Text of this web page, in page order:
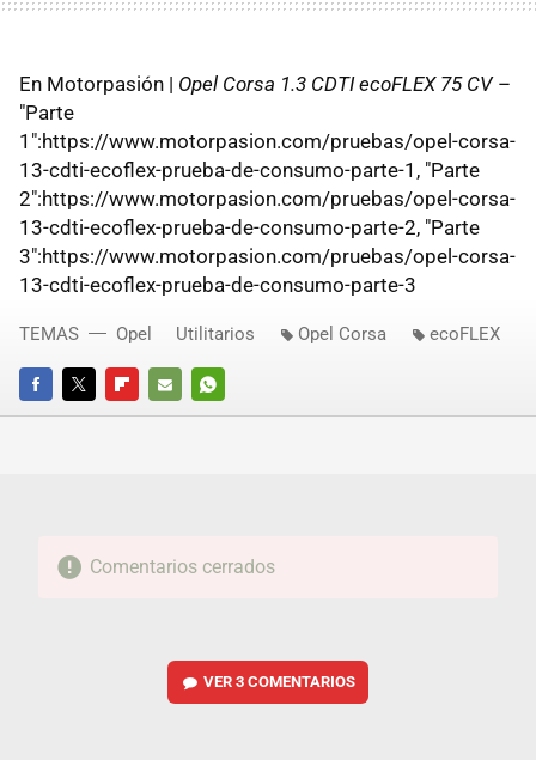
En Motorpasión | Opel Corsa 1.3 CDTI ecoFLEX 75 CV–
"Parte
1":https://www.motorpasion.com/pruebas/opel-corsa-
13-cdti-ecoflex-prueba-de-consumo-parte-1, "Parte
2":https://www.motorpasion.com/pruebas/opel-corsa-
13-cdti-ecoflex-prueba-de-consumo-parte-2, "Parte
3":https://www.motorpasion.com/pruebas/opel-corsa-
13-cdti-ecoflex-prueba-de-consumo-parte-3
FACEBOOKTWITTERFLIPBOARD
E-
WHATSAPP
TEMAS Opel Utilitarios Opel Corsa ecoFLEX
Comentarios cerrados
VER3 COMENTARIOS